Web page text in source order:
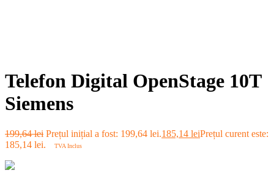
Telefon Digital OpenStage 10T
Siemens
199,64lei Prețul inițial a fost: 199,64 lei.185,14 leiPrețul curent este:
185,14 lei.
TVA Inclus